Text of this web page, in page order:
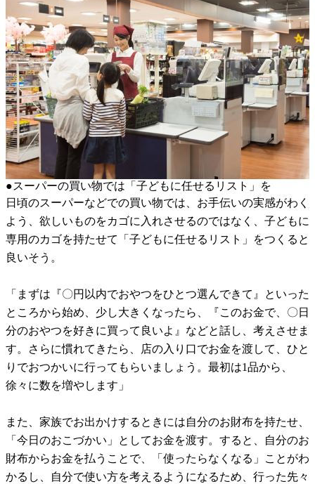
●スーパーの買い物では「子どもに任せるリスト」を
日頃のスーパーなどでの買い物では、お手伝いの実感がわく
よう、欲しいものをカゴに入れさせるのではなく、子どもに
専用のカゴを持たせて「子どもに任せるリスト」をつくると
良いそう。
「まずは『〇円以内でおやつをひとつ選んできて』といった
ところから始め、少し大きくなったら、『このお金で、〇日
分のおやつを好きに買って良いよ』などと話し、考えさせま
す。さらに慣れてきたら、店の入り口でお金を渡して、ひと
りでおつかいに行ってもらいましょう。最初は1品から、
徐々に数を増やします」
また、家族でお出かけするときには自分のお財布を持たせ、
「今日のおこづかい」としてお金を渡す。すると、自分のお
財布からお金を払うことで、「使ったらなくなる」ことがわ
かるし、自分で使い方を考えるようになるため、行った先々